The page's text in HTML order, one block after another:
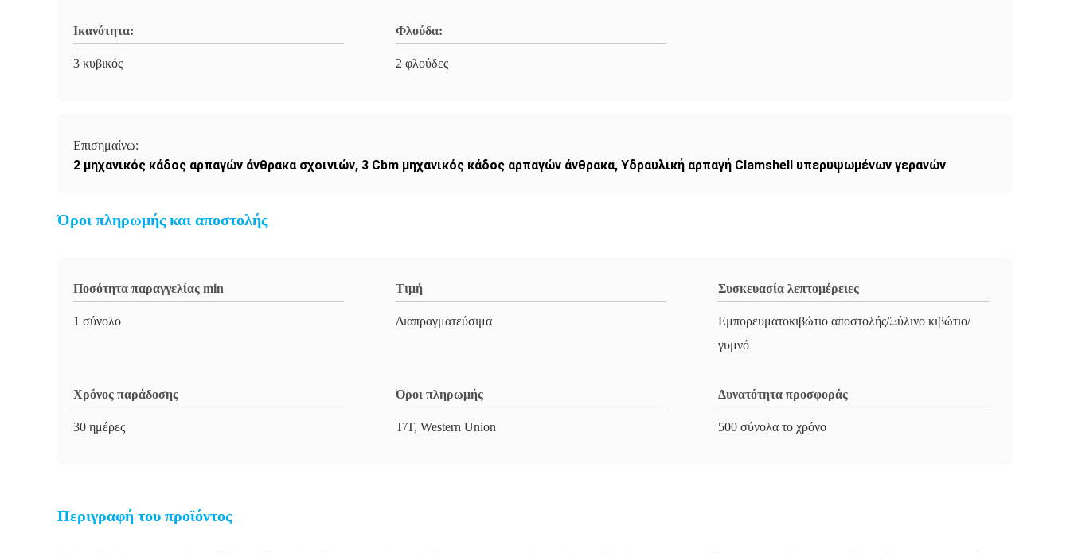
Ικανότητα:
3 κυβικός
Φλούδα:
2 φλούδες
Επισημαίνω:
2 μηχανικός κάδος αρπαγών άνθρακα σχοινιών, 3 Cbm μηχανικός κάδος αρπαγών άνθρακα, Υδραυλική αρπαγή Clamshell υπερυψωμένων γερανών
Όροι πληρωμής και αποστολής
Ποσότητα παραγγελίας min
1 σύνολο
Τιμή
Διαπραγματεύσιμα
Συσκευασία λεπτομέρειες
Εμπορευματοκιβώτιο αποστολής/Ξύλινο κιβώτιο/
γυμνό
Χρόνος παράδοσης
30 ημέρες
Όροι πληρωμής
T/T, Western Union
Δυνατότητα προσφοράς
500 σύνολα το χρόνο
Περιγραφή του προϊόντος